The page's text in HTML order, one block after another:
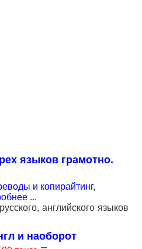
языков грамотно.
и копирайтинг,
...
английского языков
и наоборот